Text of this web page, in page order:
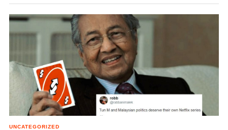
UNCATEGORIZED